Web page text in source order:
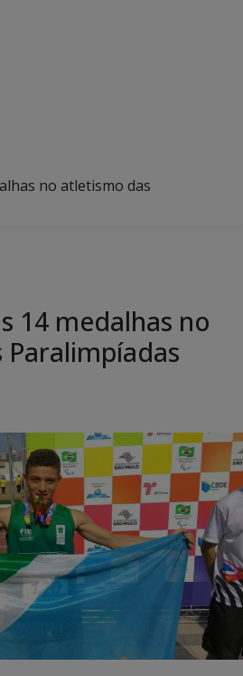
no atletismo das
14 medalhas no